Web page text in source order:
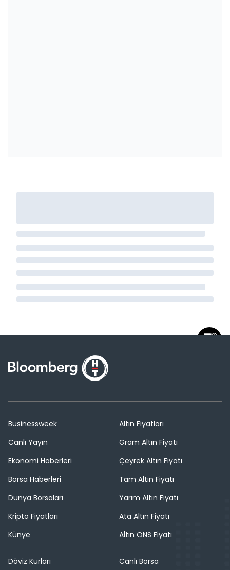
Businessweek
Canlı Yayın
Ekonomi Haberleri
Borsa Haberleri
Dünya Borsaları
Kripto Fiyatları
Künye
Altın Fiyatları
Gram Altın Fiyatı
Çeyrek Altın Fiyatı
Tam Altın Fiyatı
Yarım Altın Fiyatı
Ata Altın Fiyatı
Altın ONS Fiyatı
Döviz Kurları
Canlı Borsa